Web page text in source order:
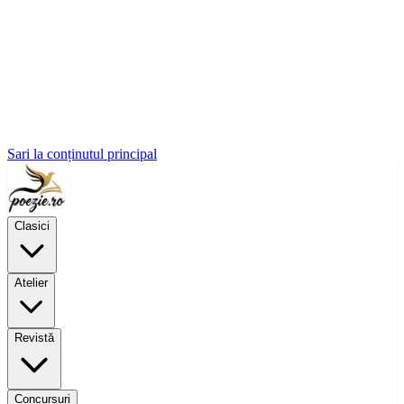
Sari la conținutul principal
Clasici
Atelier
Revistă
Concursuri